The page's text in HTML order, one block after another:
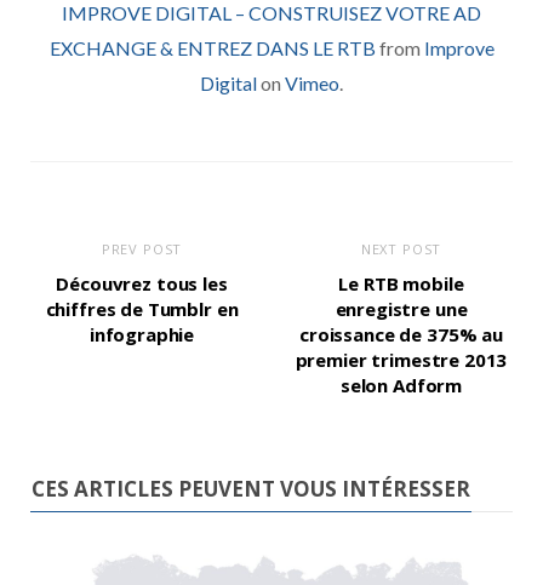
IMPROVE DIGITAL – CONSTRUISEZ VOTRE AD
EXCHANGE & ENTREZ DANS LE RTB from Improve
Digitalon Vimeo.
PREV POST
Découvrez tous les
chiffres de Tumblr en
infographie
NEXT POST
Le RTB mobile
enregistre une
croissance de 375% au
premier trimestre 2013
selon Adform
CES ARTICLES PEUVENT VOUS INTÉRESSER